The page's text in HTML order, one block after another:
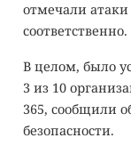
отмечали
соответственно.
В целом, было
3 из 10
365, сообщили
безопасности.